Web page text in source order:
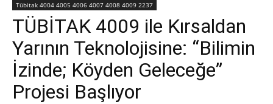
Tübitak 4004 4005 4006 4007 4008 4009 2237
TÜBİTAK 4009 ile Kırsaldan
Yarının Teknolojisine: “Bilimin
İzinde; Köyden Geleceğe”
Projesi Başlıyor